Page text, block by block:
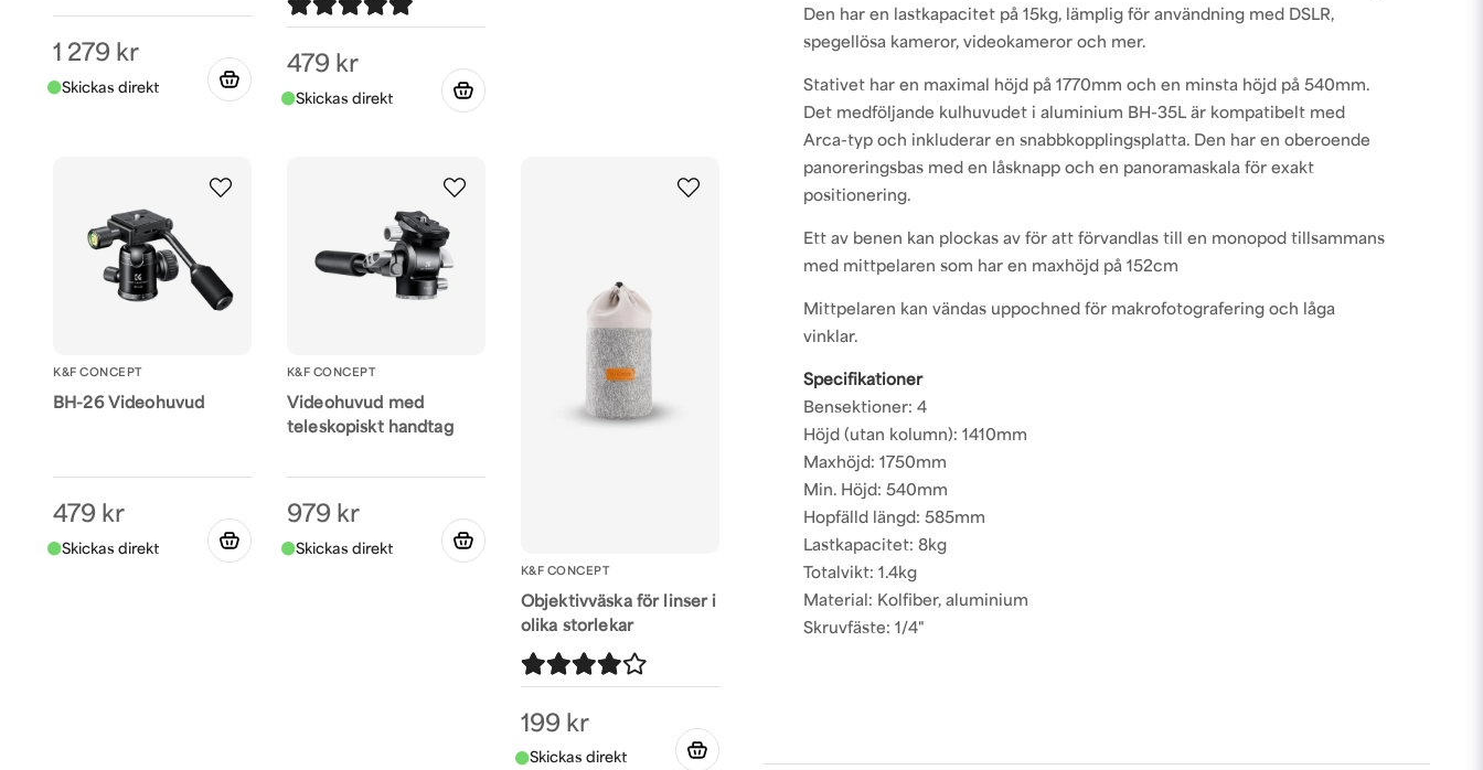
1 279 kr 479 kr
K&F CONCEPT
BH-26 Videohuvud
479 kr
K&F CONCEPT
Videohuvud med
teleskopiskt handtag
979 kr
K&F CONCEPT
Objektivväska för linser i
olika storlekar
199 kr
Den har en lastkapacitet på 15kg, lämplig för användning med DSLR,
spegellösa kameror, videokameror och mer.
Stativet har en maximal höjd på 1770mm och en minsta höjd på 540mm.
Det medföljande kulhuvudet i aluminium BH-35L är kompatibelt med
Arca-typ och inkluderar en snabbkopplingsplatta. Den har en oberoende
panoreringsbas med en låsknapp och en panoramaskala för exakt
positionering.
Ett av benen kan plockas av för att förvandlas till en monopod tillsammans
med mittpelaren som har en maxhöjd på 152cm
Mittpelaren kan vändas uppochned för makrofotografering och låga
vinklar.
Specifikationer
Bensektioner: 4
Höjd (utan kolumn): 1410mm
Maxhöjd: 1750mm
Min. Höjd: 540mm
Hopfälld längd: 585mm
Lastkapacitet: 8kg
Totalvikt: 1.4kg
Material: Kolfiber, aluminium
Skruvfäste: 1/4"